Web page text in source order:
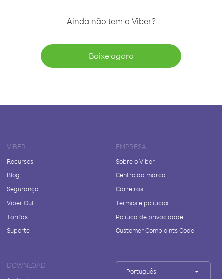
Ainda não tem o Viber?
Baixe agora
VIBER
Recursos
Blog
Segurança
Viber Out
Tarifas
Suporte
EMPRESA
Sobre o Viber
Centro da marca
Carreiras
Termos e políticas
Política de privacidade
Customer Complaints Code
DOWNLOAD
Português